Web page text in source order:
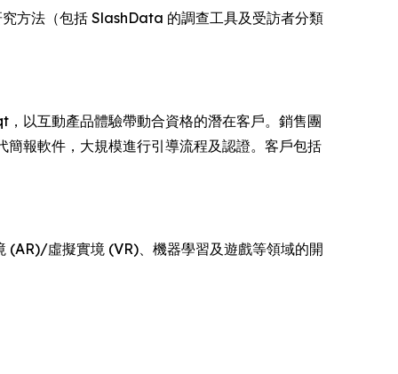
方法（包括 SlashData 的調查工具及受訪者分類
以互動產品體驗帶動合資格的潛在客戶。銷售團
報軟件，大規模進行引導流程及認證。客戶包括
(AR)/虛擬實境 (VR)、機器學習及遊戲等領域的開